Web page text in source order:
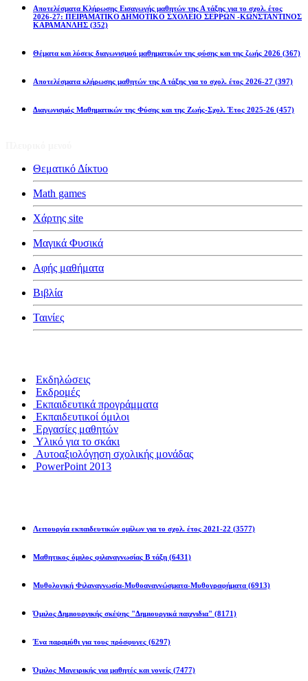
Αποτελέσματα Κλήρωσης Εισαγωγής μαθητών της Α τάξης για το σχολ. έτος
2026-27: ΠΕΙΡΑΜΑΤΙΚΟ ΔΗΜΟΤΙΚΟ ΣΧΟΛΕΙΟ ΣΕΡΡΩΝ -ΚΩΝΣΤΑΝΤΙΝΟΣ
ΚΑΡΑΜΑΝΛΗΣ (352)
Θέματα και λύσεις διαγωνισμού μαθηματικών της φύσης και της ζωής 2026 (367)
Αποτελέσματα κλήρωσης μαθητών της Α τάξης για το σχολ. έτος 2026-27 (397)
Διαγωνισμός Μαθηματικών της Φύσης και της Ζωής-Σχολ. Έτος 2025-26 (457)
Θεματικό Δίκτυο
Math games
Χάρτης site
Μαγικά Φυσικά
Αφής μαθήματα
Βιβλία
Ταινίες
Εκδηλώσεις
Εκδρομές
Εκπαιδευτικά προγράμματα
Εκπαιδευτικοί όμιλοι
Εργασίες μαθητών
Υλικό για το σκάκι
Αυτοαξιολόγηση σχολικής μονάδας
PowerPoint 2013
Λειτουργία εκπαιδευτικών ομίλων για το σχολ. έτος 2021-22 (3577)
Μαθητικος όμιλος φιλαναγνωσίας Β τάξη (6431)
Μυθολογική Φιλαναγνωσία-Μυθοαναγνώσματα-Μυθογραφήματα (6913)
Όμιλος Δημιουργικής σκέψης "Δημιουργικά παιχνιδια" (8171)
Ένα παραμύθι για τους πρόσφυγες (6297)
Όμιλος Μαγειρικής για μαθητές και γονείς (7477)